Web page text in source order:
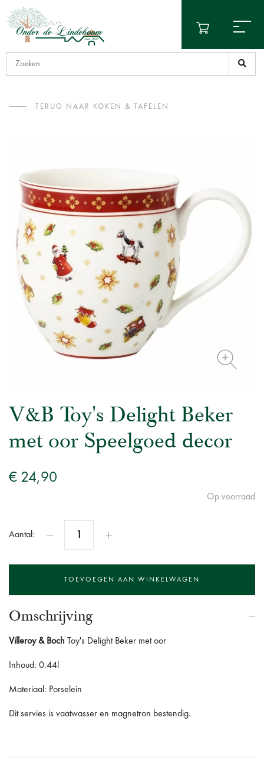
TERUG NAAR KOKEN & TAFELEN
V&B Toy's Delight Beker
met oor Speelgoed decor
€ 24,90
Op voorraad
Aantal:
Omschrijving
Villeroy & Boch Toy's Delight Beker met oor
Inhoud: 0.44l
Materiaal: Porselein
Dit servies is vaatwasser en magnetron bestendig.